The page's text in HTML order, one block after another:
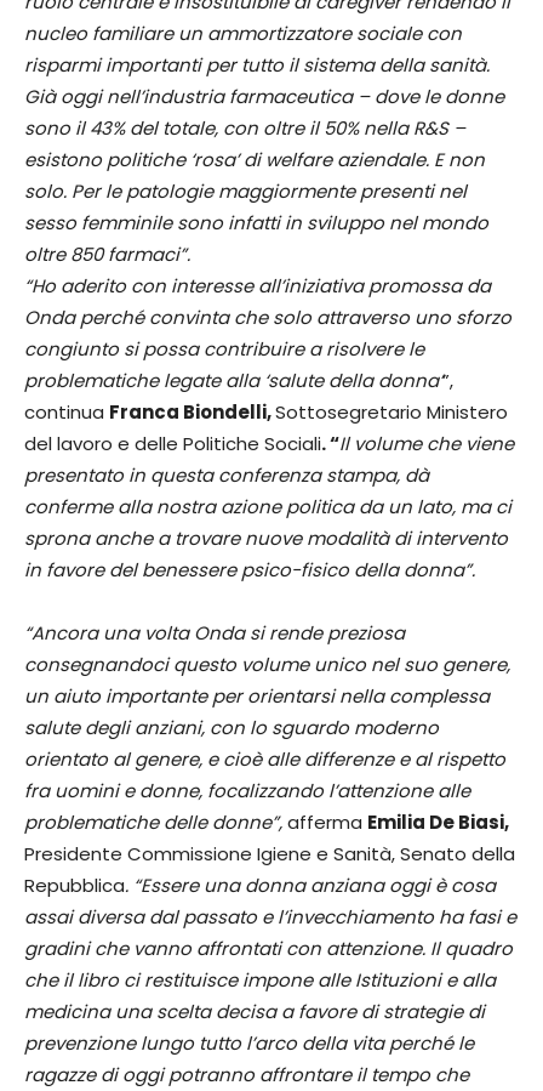
nucleo familiare un ammortizzatore sociale con
risparmi importanti per tutto il sistema della sanità.
Già oggi nell’industria farmaceutica – dove le donne
sono il 43% del totale, con oltre il 50% nella R&S –
esistono politiche ‘rosa’ di welfare aziendale. E non
solo. Per le patologie maggiormente presenti nel
sesso femminile sono infatti in sviluppo nel mondo
oltre 850 farmaci”.
“Ho aderito con interesse all’iniziativa promossa da
Onda perché convinta che solo attraverso uno sforzo
congiunto si possa contribuire a risolvere le
problematiche legate alla ‘salute della donna’”,
continua Franca Biondelli,Sottosegretario Ministero
del lavoro e delle Politiche Sociali. “Il volume che viene
presentato in questa conferenza stampa, dà
conferme alla nostra azione politica da un lato, ma ci
sprona anche a trovare nuove modalità di intervento
in favore del benessere psico-fisico della donna”.
“Ancora una volta Onda si rende preziosa
consegnandoci questo volume unico nel suo genere,
un aiuto importante per orientarsi nella complessa
salute degli anziani, con lo sguardo moderno
orientato al genere, e cioè alle differenze e al rispetto
fra uomini e donne, focalizzando l’attenzione alle
problematiche delle donne”,afferma Emilia De Biasi,
Presidente Commissione Igiene e Sanità, Senato della
Repubblica. “Essere una donna anziana oggi è cosa
assai diversa dal passato e l’invecchiamento ha fasi e
gradini che vanno affrontati con attenzione. Il quadro
che il libro ci restituisce impone alle Istituzioni e alla
medicina una scelta decisa a favore di strategie di
prevenzione lungo tutto l’arco della vita perché le
ragazze di oggi potranno affrontare il tempo che